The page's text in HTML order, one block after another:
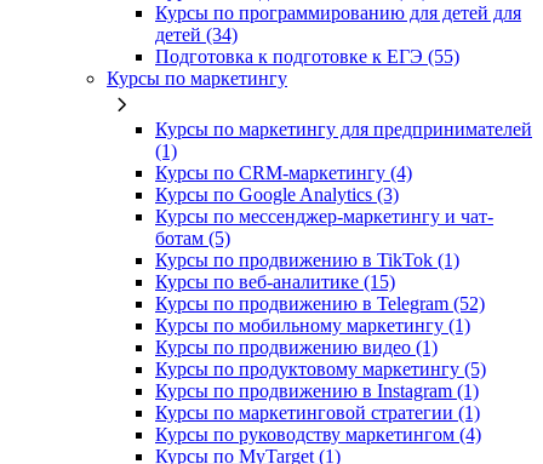
Курсы по программированию для детей для
детей (34)
Подготовка к подготовке к ЕГЭ (55)
Курсы по маркетингу
Курсы по маркетингу для предпринимателей
(1)
Курсы по CRM-маркетингу (4)
Курсы по Google Analytics (3)
Курсы по мессенджер-маркетингу и чат-
ботам (5)
Курсы по продвижению в TikTok (1)
Курсы по веб-аналитике (15)
Курсы по продвижению в Telegram (52)
Курсы по мобильному маркетингу (1)
Курсы по продвижению видео (1)
Курсы по продуктовому маркетингу (5)
Курсы по продвижению в Instagram (1)
Курсы по маркетинговой стратегии (1)
Курсы по руководству маркетингом (4)
Курсы по MyTarget (1)